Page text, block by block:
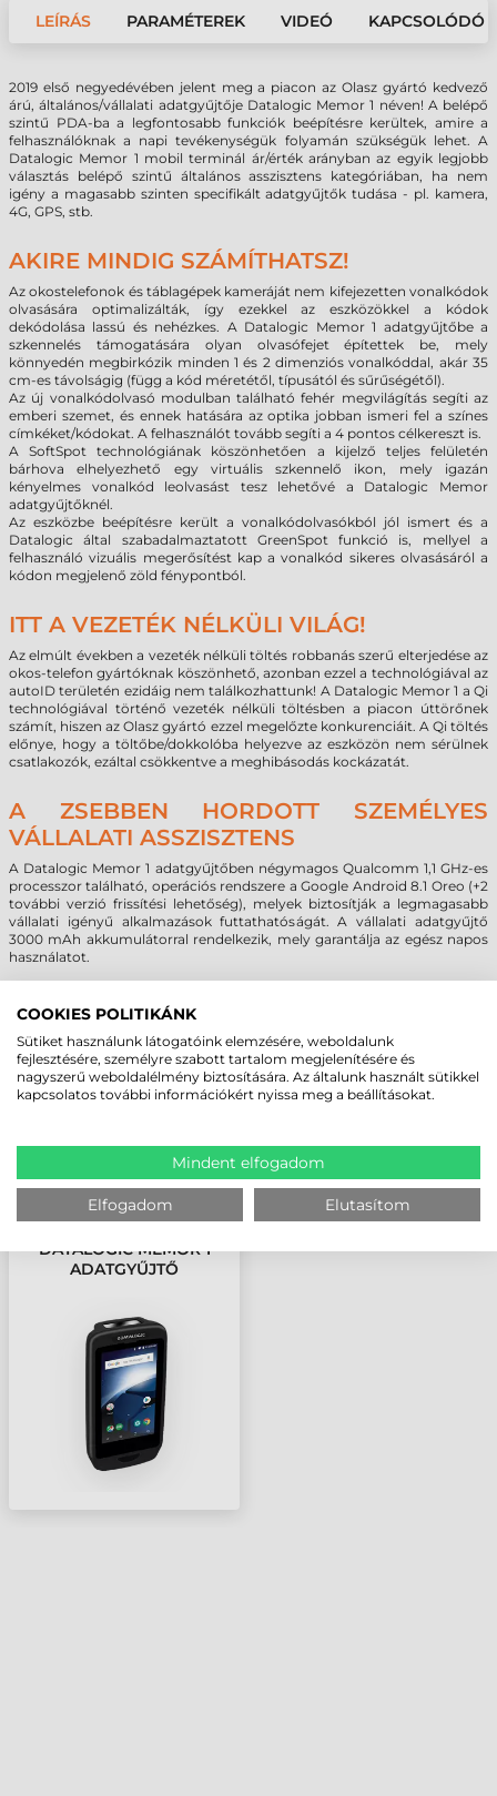
LEÍRÁS PARAMÉTEREK VIDEÓ KAPCSOLÓDÓ
2019 első negyedévében jelent meg a piacon az Olasz gyártó kedvező
árú, általános/vállalati adatgyűjtője Datalogic Memor 1 néven! A belépő
szintű PDA-ba a legfontosabb funkciók beépítésre kerültek, amire a
felhasználóknak a napi tevékenységük folyamán szükségük lehet. A
Datalogic Memor 1 mobil terminál ár/érték arányban az egyik legjobb
választás belépő szintű általánosasszisztens kategóriában, ha nem
igény a magasabb szinten specifikált adatgyűjtők tudása - pl. kamera,
4G, GPS, stb.
AKIRE MINDIG SZÁMÍTHATSZ!
Az okostelefonok és táblagépek kameráját nem kifejezetten vonalkódok
olvasására optimalizálták, így ezekkel az eszközökkel a kódok
dekódolása lassú és nehézkes. A Datalogic Memor 1 adatgyűjtőbe a
szkennelés támogatására olyan olvasófejet építettek be, mely
könnyedén megbirkózik minden 1 és 2 dimenziós vonalkóddal, akár 35
cm-es távolságig (függ a kód méretétől, típusától és sűrűségétől).
Az új vonalkódolvasó modulban található fehér megvilágítás segíti az
emberi szemet, és ennek hatására az optika jobban ismeri fel a színes
címkéket/kódokat. A felhasználót tovább segíti a 4 pontos célkereszt is.
A SoftSpot technológiának köszönhetően a kijelző teljes felületén
bárhova elhelyezhető egy virtuális szkennelő ikon, mely igazán
kényelmes vonalkód leolvasást tesz lehetővé a Datalogic Memor
adatgyűjtőknél.
Az eszközbe beépítésre került a vonalkódolvasókból jól ismert és a
Datalogic által szabadalmaztatott GreenSpot funkció is, mellyel a
felhasználó vizuális megerősítést kap a vonalkód sikeres olvasásáról a
kódon megjelenő zöld fénypontból.
ITT A VEZETÉK NÉLKÜLI VILÁG!
Az elmúlt években a vezeték nélküli töltés robbanás szerű elterjedése az
okos-telefon gyártóknak köszönhető, azonban ezzel a technológiával az
autoID területén ezidáig nem találkozhattunk! A Datalogic Memor 1 a Qi
technológiával történő vezeték nélküli töltésben a piacon úttörőnek
számít, hiszen az Olasz gyártó ezzel megelőzte konkurenciáit. A Qi töltés
előnye, hogy a töltőbe/dokkolóba helyezve az eszközön nem sérülnek
csatlakozók, ezáltal csökkentve a meghibásodás kockázatát.
A ZSEBBEN HORDOTT SZEMÉLYES
VÁLLALATI ASSZISZTENS
A Datalogic Memor 1 adatgyűjtőben négymagos Qualcomm 1,1 GHz-es
processzor található, operációs rendszere a Google Android 8.1 Oreo (+2
további verzió frissítési lehetőség), melyek biztosítják a legmagasabb
vállalati igényű alkalmazások futtathatóságát. A vállalati adatgyűjtő
3000 mAh akkumulátorral rendelkezik, mely garantálja az egész napos
használatot.
MEGBÍZHAT BENNÜNK! ISMERJE MEG
VÁSÁRLÓINK VÉLEMÉNYÉT
LEGUTÓBB MEGTEKINTETT TERMÉKEK
DATALOGIC MEMOR 1
ADATGYŰJTŐ
COOKIES POLITIKÁNK
Sütiket használunk látogatóink elemzésére, weboldalunk
fejlesztésére, személyre szabott tartalom megjelenítésére és
nagyszerű weboldalélmény biztosítására. Az általunk használt sütikkel
kapcsolatos további információkért nyissa meg a beállításokat.
Mindent elfogadom
Elfogadom Elutasítom